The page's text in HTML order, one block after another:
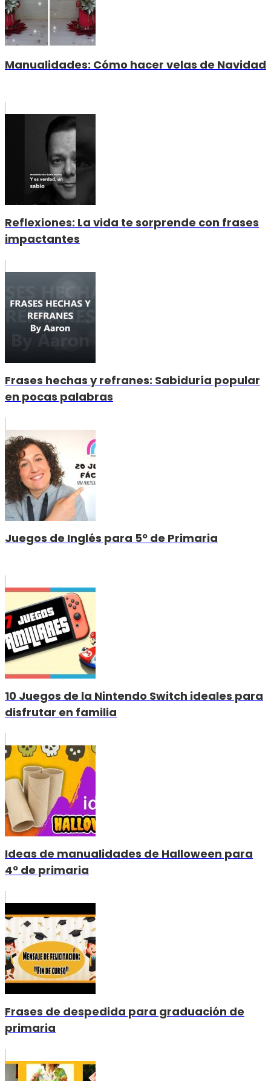
Manualidades: Cómo hacer velas de Navidad
Reflexiones: La vida te sorprende con frases
impactantes
Frases hechas y refranes: Sabiduría popular
en pocas palabras
Juegos de Inglés para 5º de Primaria
10 Juegos de la Nintendo Switch ideales para
disfrutar en familia
Ideas de manualidades de Halloween para
4º de primaria
Frases de despedida para graduación de
primaria